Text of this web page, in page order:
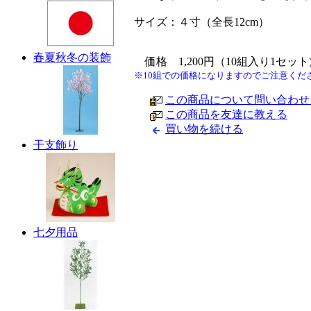
春夏秋冬の装飾
干支飾り
七夕用品
サイズ：４寸（全長12cm）
価格 1,200円（10組入り1セット
※10組での価格になりますのでご注意くだ
この商品について問い合わせ
この商品を友達に教える
買い物を続ける